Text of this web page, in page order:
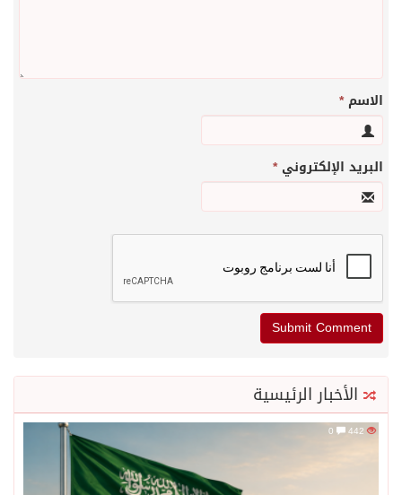
الاسم*
البريد الإلكتروني*
الأخبار الرئيسية